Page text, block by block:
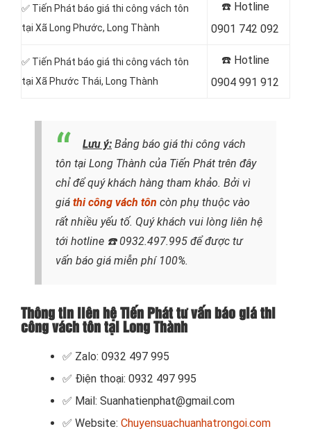
✅ Tiến Phát báo giá thi công vách tôn
tại Xã Long Phước, Long Thành
☎️ Hotline
0901 742 092
✅ Tiến Phát báo giá thi công vách tôn
tại Xã Phước Thái, Long Thành
☎️ Hotline
0904 991 912
Lưu ý: Bảng báo giá thi công vách
tôn tại Long Thành của Tiến Phát trên đây
chỉ để quý khách hàng tham khảo. Bởi vì
giá thi công vách tôn còn phụ thuộc vào
rất nhiều yếu tố. Quý khách vui lòng liên hệ
tới hotline ☎️ 0932.497.995 để được tư
vấn báo giá miễn phí 100%.
Thông tin liên hệ Tiến Phát tư vấn báo giá thi
công vách tôn tại Long Thành
✅ Zalo: 0932 497 995
✅ Điện thoại: 0932 497 995
✅ Mail: Suanhatienphat@gmail.com
✅ Website: Chuyensuachuanhatrongoi.com